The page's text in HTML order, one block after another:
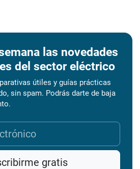
las novedades
del sector eléctrico
útiles y guías prácticas
sin spam. Podrás darte de baja
gratis